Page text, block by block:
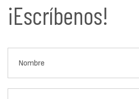
¡Escríbenos!